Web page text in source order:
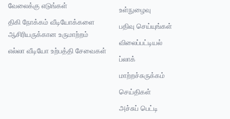
வேலைக்கு எடுங்கள்
திகி நோக்கம் வீடியோக்களை
ஆசிரியருக்கான உருமாற்றம்
எல்லா வீடியோ உற்பத்தி சேவைகள்
உள்நுழைவு
பதிவு செய்யுங்கள்
விலைப்பட்டியல்
ப்லாக்
மாற்றச்சுருக்கம்
செய்திகள்
அச்சுப் பெட்டி